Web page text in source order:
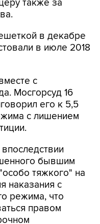
в декабре
с
его к 5,5
с лишением
тяжкого" на
наказания с
режима, что
правом
году ивыйти